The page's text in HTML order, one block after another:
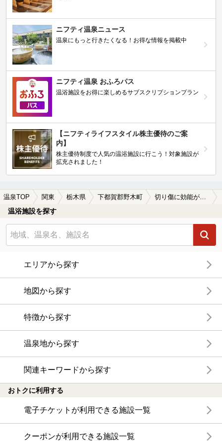
ニフティ温泉ニュース
温泉にもっと行きたくなる！お得な情報を掲載中
ニフティ温泉 おふろパス
温浴施設をお得に楽しめるサブスクリプションプラン
【ニフティライフスタイル株主優待のご案
内】
株主優待制度で人気の温浴施設に行こう！対象施設が
拡充されました！
温泉TOP 関東 栃木県 下都賀郡野木町
温浴施設を探す
エリアから探す
地図から探す
特徴から探す
温泉地から探す
関連キーワードから探す
おトクに利用する
電子チケットが利用できる施設一覧
クーポンが利用できる施設一覧